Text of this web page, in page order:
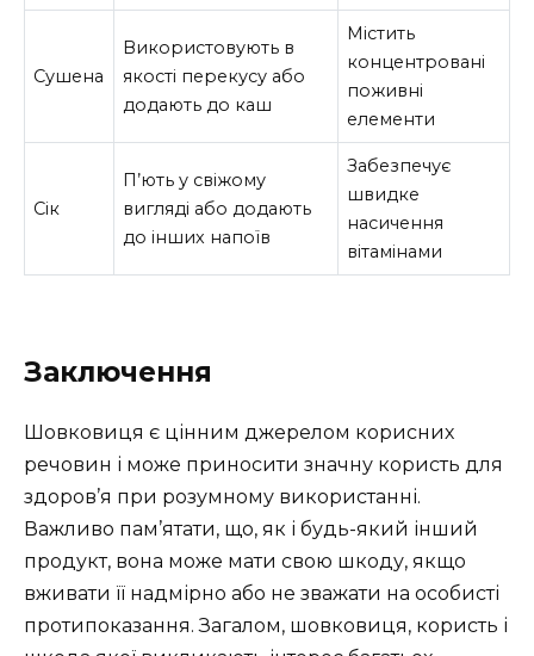
Сушена
Використовують в
якості перекусу або
додають до каш
Містить
концентровані
поживні
елементи
Сік
П’ють у свіжому
вигляді або додають
до інших напоїв
Забезпечує
швидке
насичення
вітамінами
Заключення
Шовковиця є цінним джерелом корисних
речовин і може приносити значну користь для
здоров’я при розумному використанні.
Важливо пам’ятати, що, як і будь-який інший
продукт, вона може мати свою шкоду, якщо
вживати її надмірно або не зважати на особисті
протипоказання. Загалом, шовковиця, користь і